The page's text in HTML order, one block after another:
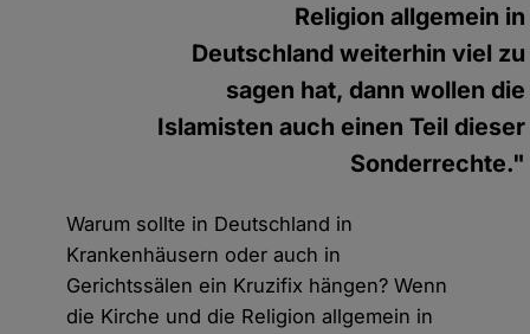
Religion allgemein in
Deutschland weiterhin viel zu
sagen hat, dann wollen die
Islamisten auch einen Teil dieser
Sonderrechte."
Warum sollte in Deutschland in
Krankenhäusern oder auch in
Gerichtssälen ein Kruzifix hängen? Wenn
die Kirche und die Religion allgemein in